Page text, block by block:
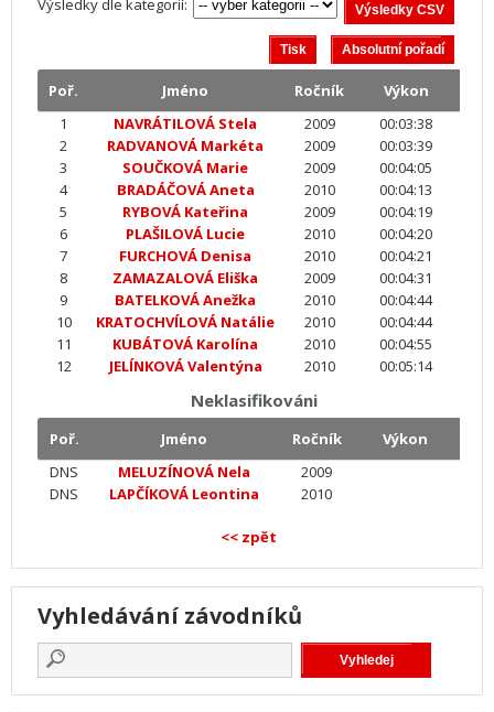
Výsledky dle kategorií:
Poř. Jméno Ročník
Výkon
1
NAVRÁTILOVÁ Stela 2009
00:03:38
2
RADVANOVÁ Markéta 2009
00:03:39
3
SOUČKOVÁ Marie 2009
00:04:05
4
BRADÁČOVÁ Aneta 2010
00:04:13
5
RYBOVÁ Kateřina 2009
00:04:19
6
PLAŠILOVÁ Lucie 2010
00:04:20
7
FURCHOVÁ Denisa 2010
00:04:21
8
ZAMAZALOVÁ Eliška 2009
00:04:31
9
BATELKOVÁ Anežka 2010
00:04:44
10
KRATOCHVÍLOVÁ Natálie 2010
00:04:44
11
KUBÁTOVÁ Karolína 2010
00:04:55
12
JELÍNKOVÁ Valentýna 2010 00:05:14
Neklasifikováni
Poř. Jméno Ročník
Výkon
DNS
MELUZÍNOVÁ Nela
2009
DNS
LAPČÍKOVÁ Leontina 2010
<< zpět
Vyhledávání závodníků